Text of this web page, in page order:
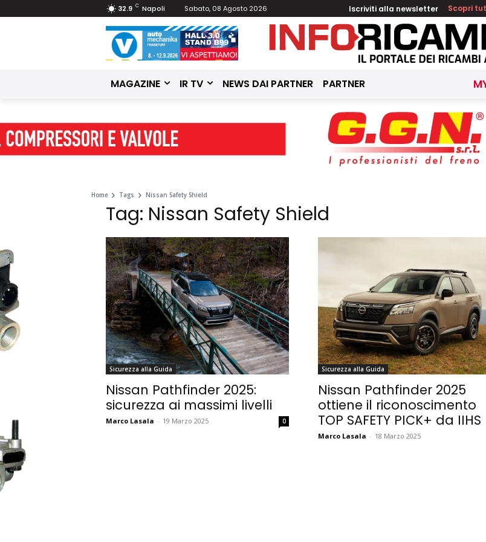
32.9 C Napoli Sabato, 08 Agosto 2026 Iscriviti alla newsletter Scopri
MAGAZINE IR TV NEWS DAI PARTNER PARTNER
Home Tags Nissan Safety Shield
Tag: Nissan Safety Shield
Sicurezza alla Guida
Nissan Pathfinder 2025:
sicurezza ai massimi livelli
Marco Lasala - 19 Marzo 2025 0
Sicurezza alla Guida
Nissan Pathfinder 2025
ottiene il riconoscimento
TOP SAFETY PICK+ da IIHS
Marco Lasala - 18 Marzo 2025